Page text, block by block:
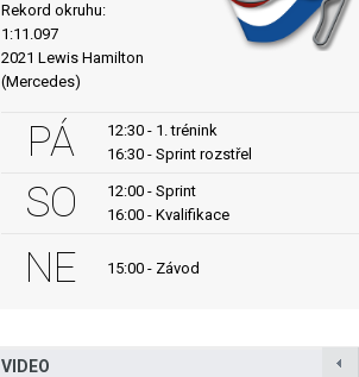
Rekord okruhu:
1:11.097
2021 Lewis Hamilton
(Mercedes)
PÁ
12:30 - 1. trénink
16:30 - Sprint rozstřel
SO
12:00 - Sprint
16:00 - Kvalifikace
NE 15:00 - Závod
VIDEO